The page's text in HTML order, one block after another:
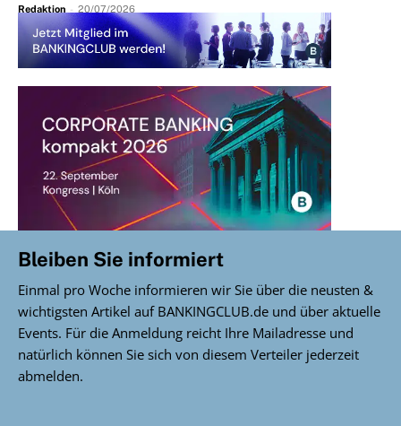
Redaktion - 20/07/2026
Bleiben Sie informiert
Einmal pro Woche informieren wir Sie über die neusten &
wichtigsten Artikel auf BANKINGCLUB.de und über aktuelle
Events. Für die Anmeldung reicht Ihre Mailadresse und
natürlich können Sie sich von diesem Verteiler jederzeit
abmelden.